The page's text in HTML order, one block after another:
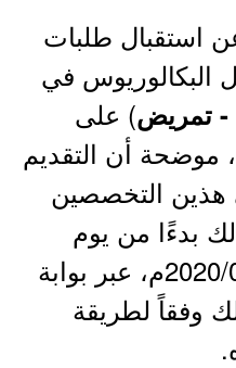
استقبال طلبات
البكالوريوس في
تمريض) على
موضحة أن التقديم
هذين التخصصين
وذلك بدءًا من يوم
السبت الموافق 2020/02/01م، عبر بوابة
وفقاً لطريقة